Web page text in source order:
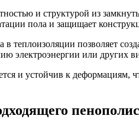
и структурой из
пола и защищает
в теплоизоляции позволяет
электроэнергии или других
и устойчив к деформациям,